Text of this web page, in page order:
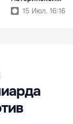
смертности
15 Июл. 16:16